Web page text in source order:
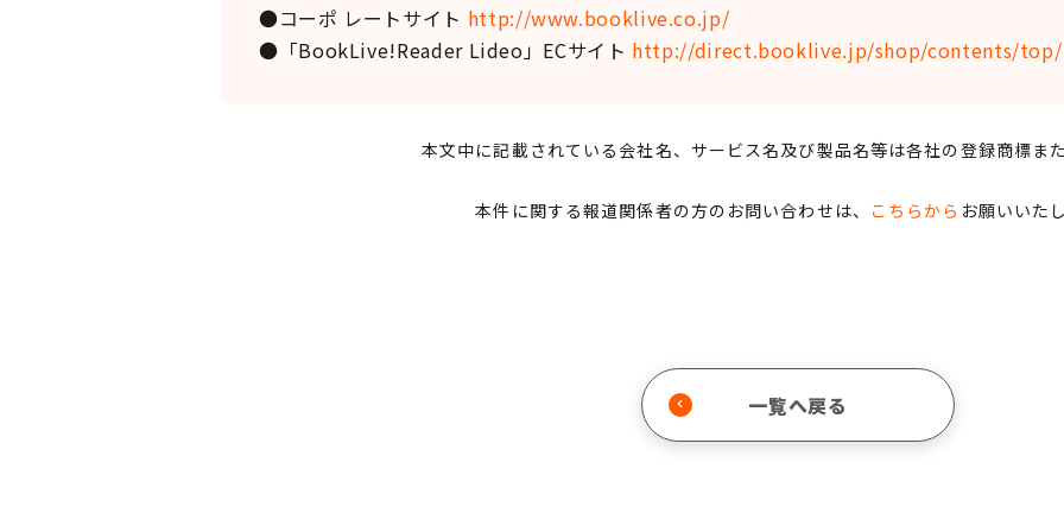
●コーポ レートサイト http://www.booklive.co.jp/
●「BookLive!Reader Lideo」ECサイト http://direct.booklive.jp/shop/contents/top/
本文中に記載されている会社名、サービス名及び製品名等は各社の登録商標また
本件に関する報道関係者の方のお問い合わせは、 こちらから お願いいた
一覧へ戻る